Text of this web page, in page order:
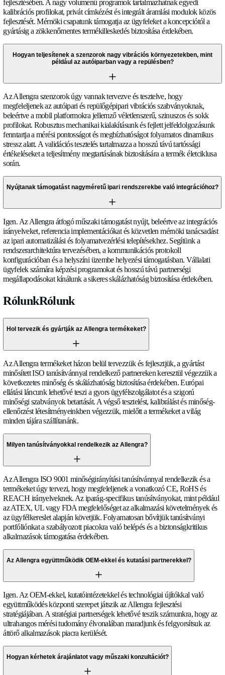
maradjon még kemény dinamikus körülmények között is.
IparágakIparágak
Az Allengra szenzorokat HVAC rendszerekben, hidrogén
járművekben, ipari folyamatvezérlésben, orvosi
energiagazdálkodási alkalmazásokban használják. Az OEM
technológiánkat hőszivattyúkba, hűtőrendszerekbe,
és analitikai műszerekbe integrálják, ahol a pontos
energia infrastruktúráig terjedő szektorokat szolgálunk ki.
üzemanyagokhoz?
Igen. Ultrahangos technológiánk jól alkalmas hidrogén
folyadékokhoz, ammónia oldatokhoz és más alternatív
Együttműködünk hidrogén mobilitási és power-to-X
képest. Speciális szenzor változatok állnak rendelkezésre
Az Allengra szenzorok testreszabhatók az iparág
követelményeire?
Abszolút. Szorosan együttműködünk az OEM partnerekkel
kimeneti formátumok beállításában és az alkalmazás-
fejlesztésében. A nagy volumenű programok tartalmazhatnak
kalibrációs profilokat, privát címkézést és integrált áramlási
fejlesztését. Mérnöki csapatunk támogatja az ügyfeleket a
gyártásig a zökkenőmentes termékilleskedés biztosítása
Hogyan teljesítenek a szenzorok nagy vibrációs
például az autóiparban vagy a repülésben?
Az Allengra szenzorok úgy vannak tervezve és tesztelve,
megfeleljenek az autóipari és repülőgépipari vibrációs
beleértve a mobil platformokra jellemző véletlenszerű,
profilokat. Robusztus mechanikai kialakításunk és fejlett
fenntartja a mérési pontosságot és megbízhatóságot
stressz alatt. A validációs tesztelés tartalmazza a hosszú távú
értékeléseket a teljesítmény megtartásának biztosítására a
során.